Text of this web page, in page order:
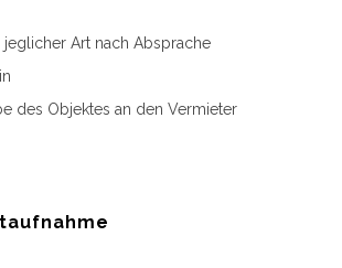
jeglicher Art nach Absprache
des Objektes an den Vermieter